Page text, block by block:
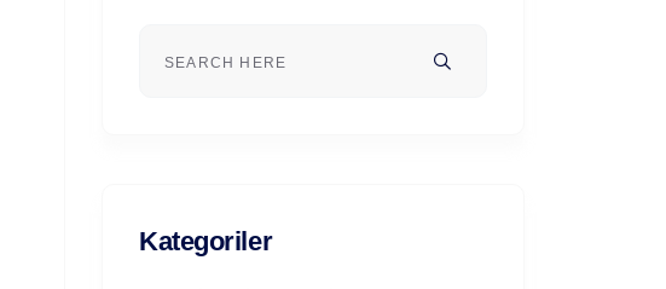
Kategoriler